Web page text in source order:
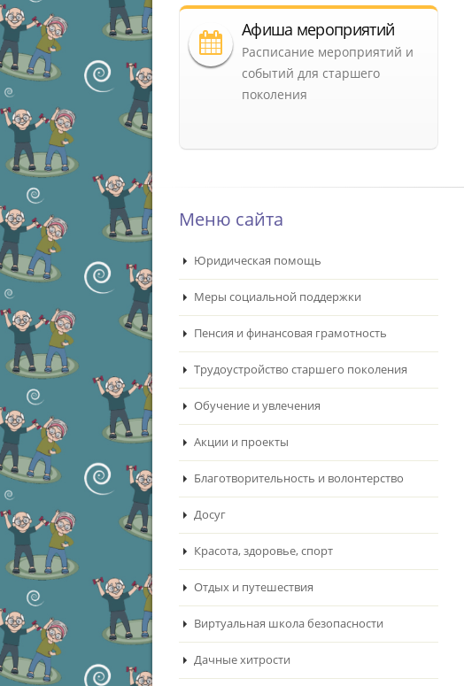
Афиша мероприятий
Расписание мероприятий и
событий для старшего
поколения
Меню сайта
Юридическая помощь
Меры социальной поддержки
Пенсия и финансовая грамотность
Трудоустройство старшего поколения
Обучение и увлечения
Акции и проекты
Благотворительность и волонтерство
Досуг
Красота, здоровье, спорт
Отдых и путешествия
Виртуальная школа безопасности
Дачные хитрости